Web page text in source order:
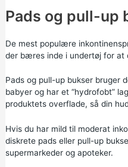
Pads og pull-up
De mest populære
der bæres inde i undertøj for at
Pads og pull-up bukser bruger
babyer og har et “hydrofobt”
produktets overflade, så din
Hvis du har mild til moderat
diskrete pads eller pull-up
supermarkeder og apoteker.